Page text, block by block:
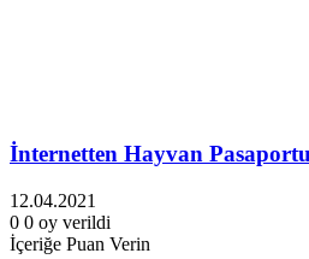
İnternetten Hayvan
12.04.2021
0 0 oy verildi
İçeriğe Puan Verin